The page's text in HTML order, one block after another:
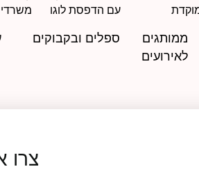
ממותגים
לאירועים
ספלים ובקבוקים
צרו